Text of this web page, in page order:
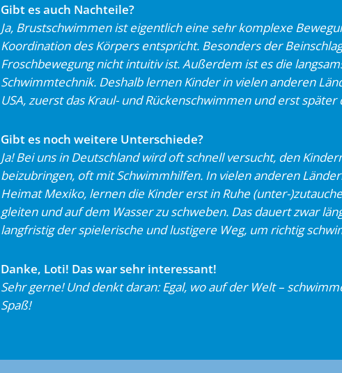
Gibt es auch Nachteile?
Ja, Brustschwimmen ist eigentlich eine sehr komplexe
Koordination des Körpers entspricht. Besonders der
Froschbewegung nicht intuitiv ist. Außerdem ist es die
Schwimmtechnik. Deshalb lernen Kinder in vielen anderen
USA, zuerst das Kraul- und Rückenschwimmen und erst
Gibt es noch weitere Unterschiede?
Ja! Bei uns in Deutschland wird oft schnell versucht, den
beizubringen, oft mit Schwimmhilfen. In vielen anderen
Heimat Mexiko, lernen die Kinder erst in Ruhe (unter-
gleiten und auf dem Wasser zu schweben. Das dauert zwar
langfristig der spielerische und lustigere Weg, um richtig
Danke, Loti! Das war sehr interessant!
Sehr gerne! Und denkt daran: Egal, wo auf der Welt –
Spaß!